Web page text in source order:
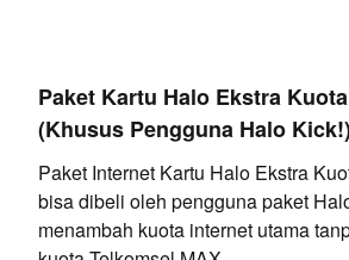
Paket Kartu Halo Ekstra
(Khusus Pengguna Halo
Paket Internet Kartu Halo Ekstra
bisa dibeli oleh pengguna paket
menambah kuota internet utama